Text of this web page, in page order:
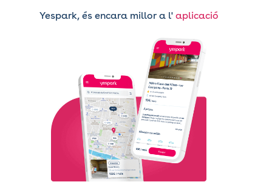
Yespark, és encara millor a l' aplicació